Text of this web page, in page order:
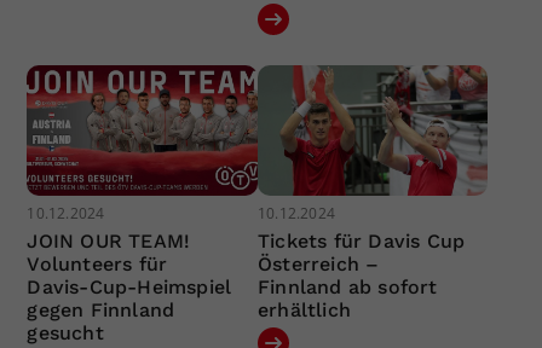
10.12.2024
JOIN OUR TEAM!
Volunteers für
Davis-Cup-Heimspiel
gegen Finnland
gesucht
10.12.2024
Tickets für Davis Cup
Österreich –
Finnland ab sofort
erhältlich